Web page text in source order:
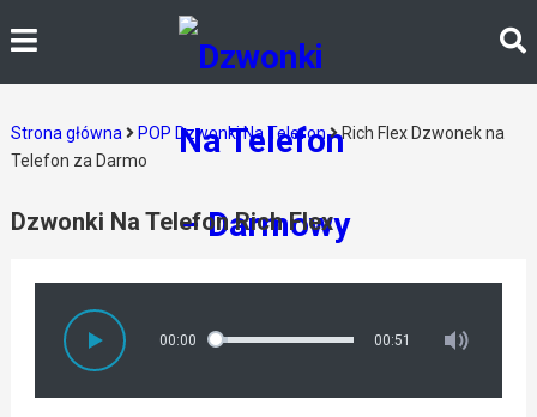
Strona główna POP Dzwonki Na Telefon
Rich Flex Dzwonek na
Telefon za Darmo
Dzwonki Na Telefon Rich Flex
00:00 00:51